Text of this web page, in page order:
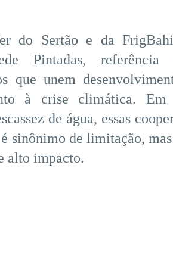
do Sertão e da
Pintadas, referência
que unem
à crise climática.
de água, essas
sinônimo de limitação,
alto impacto.